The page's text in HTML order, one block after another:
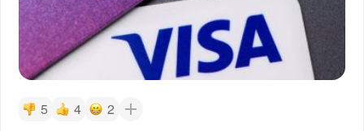
5 4 2